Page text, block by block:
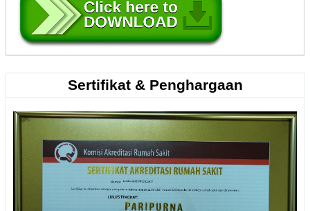
Sertifikat & Penghargaan